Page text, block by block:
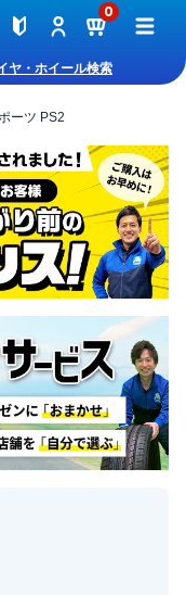
0
ヤ・ホイール検索
ーツ PS2